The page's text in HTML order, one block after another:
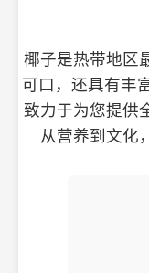
椰子是热带地区
可口，还具有丰
致力于为您提供
从营养到文化